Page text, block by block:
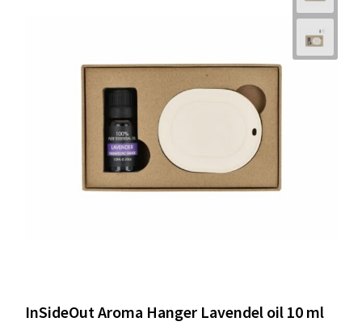
InSideOut Aroma Hanger Lavendel oil 10 ml